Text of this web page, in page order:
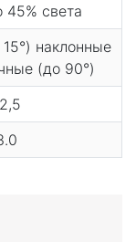
45% света
наклонные
(до 90°)